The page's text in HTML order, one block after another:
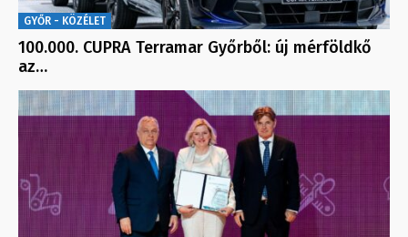
GYŐR - KÖZÉLET
100.000. CUPRA Terramar Győrből: új mérföldkő
az…